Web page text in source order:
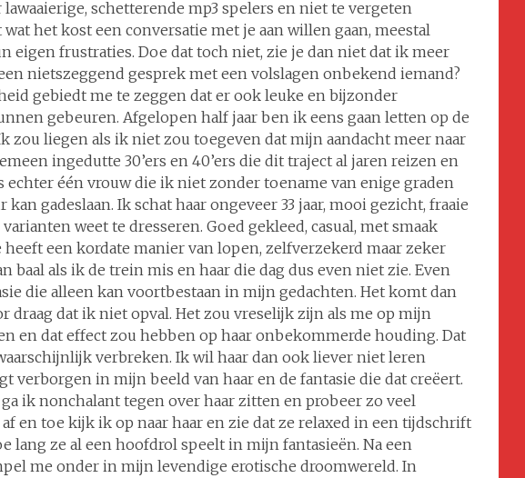
lawaaierige, schetterende mp3 spelers en niet te vergeten
het kost een conversatie met je aan willen gaan, meestal
eigen frustraties. Doe dat toch niet, zie je dan niet dat ik meer
nietszeggend gesprek met een volslagen onbekend iemand?
gebiedt me te zeggen dat er ook leuke en bijzonder
gebeuren. Afgelopen half jaar ben ik eens gaan letten op de
zou liegen als ik niet zou toegeven dat mijn aandacht meer naar
ingedutte 30’ers en 40’ers die dit traject al jaren reizen en
één vrouw die ik niet zonder toename van enige graden
gadeslaan. Ik schat haar ongeveer 33 jaar, mooi gezicht, fraaie
weet te dresseren. Goed gekleed, casual, met smaak
heeft een kordate manier van lopen, zelfverzekerd maar zeker
baal als ik de trein mis en haar die dag dus even niet zie. Even
die alleen kan voortbestaan in mijn gedachten. Het komt dan
draag dat ik niet opval. Het zou vreselijk zijn als me op mijn
en dat effect zou hebben op haar onbekommerde houding. Dat
waarschijnlijk verbreken. Ik wil haar dan ook liever niet leren
verborgen in mijn beeld van haar en de fantasie die dat creëert.
ik nonchalant tegen over haar zitten en probeer zo veel
en toe kijk ik op naar haar en zie dat ze relaxed in een tijdschrift
lang ze al een hoofdrol speelt in mijn fantasieën. Na een
me onder in mijn levendige erotische droomwereld. In